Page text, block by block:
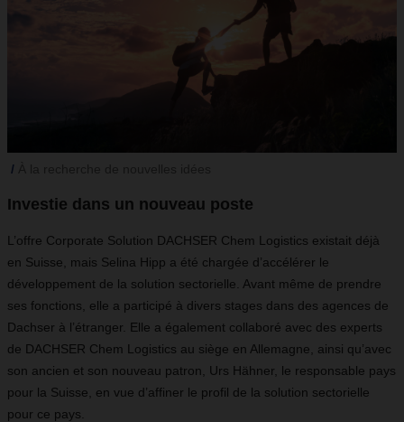
Investie dans un nouveau poste
L’offre Corporate Solution DACHSER Chem Logistics existait déjà
en Suisse, mais Selina Hipp a été chargée d’accélérer le
développement de la solution sectorielle. Avant même de prendre
ses fonctions, elle a participé à divers stages dans des agences de
Dachser à l’étranger. Elle a également collaboré avec des experts
de DACHSER Chem Logistics au siège en Allemagne, ainsi qu’avec
son ancien et son nouveau patron, Urs Hähner, le responsable pays
pour la Suisse, en vue d’affiner le profil de la solution sectorielle
pour ce pays.